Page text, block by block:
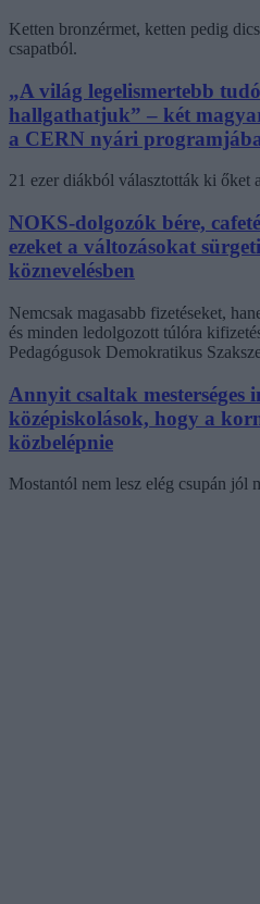
Ketten bronzérmet, ketten pedig
csapatból.
„A világ legelismertebb
hallgathatjuk” – két
a CERN nyári programjába
21 ezer diákból választották ki őket
NOKS-dolgozók bére,
ezeket a változásokat
köznevelésben
Nemcsak magasabb fizetéseket,
és minden ledolgozott túlóra
Pedagógusok Demokratikus
Annyit csaltak mesterséges
középiskolások, hogy a
közbelépnie
Mostantól nem lesz elég csupán jól